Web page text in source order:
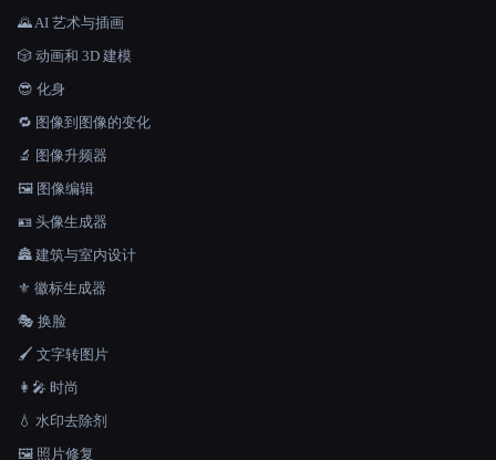
🌄 AI 艺术与插画
🎲 动画和 3D 建模
😎 化身
🔁 图像到图像的变化
🔬 图像升频器
🖼️ 图像编辑
🪪 头像生成器
🏯 建筑与室内设计
⚜️ 徽标生成器
🎭 换脸
🖌️ 文字转图片
👩‍🎤 时尚
💧 水印去除剂
🖼️ 照片修复